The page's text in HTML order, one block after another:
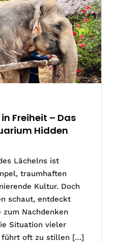
Freiheit – Das
Hidden
Lächelns ist
traumhaften
Kultur. Doch
schaut, entdeckt
zum Nachdenken
Situation vieler
führt oft zu stillen […]